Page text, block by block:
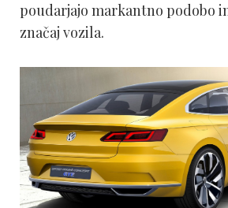
poudarjajo markantno podobo
značaj vozila.